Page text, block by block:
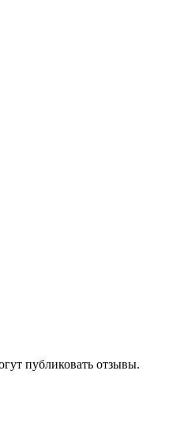
публиковать отзывы.